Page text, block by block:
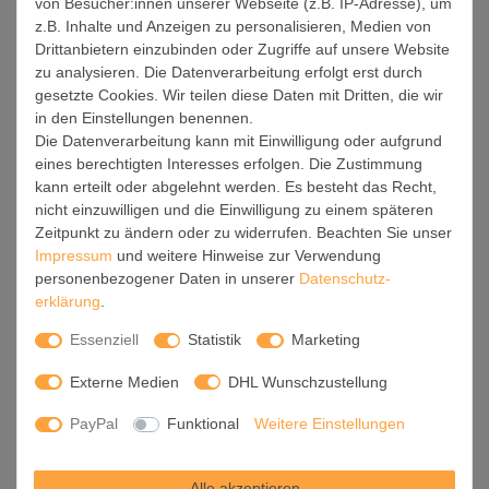
Installation / Inbetriebnahme:
Der Aufbau Ihrer banjado Lichtdecke gestaltet sich
unkompliziert, dank einer verständlichen Anleitung, die Ihnen
Schritt für Schritt durch den Montageprozess hilft.
Für die endgültige Installation und den sicheren Anschluss
empfehlen wir die Hinzuziehung eines Fachmanns, um die
optimale Funktion und Sicherheit Ihrer Beleuchtung zu
Falls Sie einen Fachmann für die Installation benötigen, geben
Sie uns gern Bescheid, wir vermitteln Ihnen gern einen
geeigneten Ansprechpartner aus Ihrer Nähe.
Steuerung:
Steigern Sie Ihr Beleuchtungserlebnis mit der nahtlosen
Integration in Ihr Smart Home. Durch die Kompatibilität mit der
Smartphone zur zentralen Steuerungseinheit. Ihr Handy
z.B. Inhalte und Anzeigen zu personalisieren, Medien von
Drittanbietern einzubinden oder Zugriffe auf unsere Website
zu analysieren. Die Datenverarbeitung erfolgt erst durch
gesetzte Cookies. Wir teilen diese Daten mit Dritten, die wir
in den Einstellungen benennen.
Die Datenverarbeitung kann mit Einwilligung oder aufgrund
eines berechtigten Interesses erfolgen. Die Zustimmung
kann erteilt oder abgelehnt werden. Es besteht das Recht,
nicht einzuwilligen und die Einwilligung zu einem späteren
Zeitpunkt zu ändern oder zu widerrufen. Beachten Sie unser
Impressum und weitere Hinweise zur Verwendung
personenbezogener Daten in unserer Daten­schutz­
erklärung
Essenziell Statistik Marketing
Externe Medien DHL Wunschzustellung
PayPal Funktional Weitere Einstellungen